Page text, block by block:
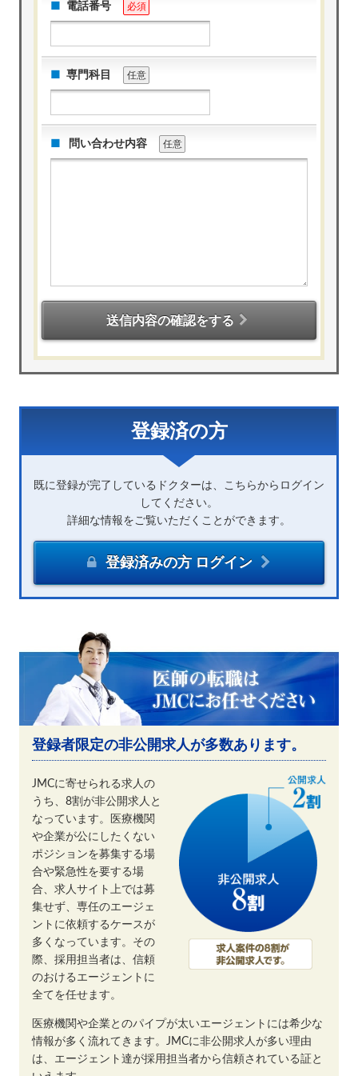
電話番号 必須
専門科目 任意
問い合わせ内容 任意
送信内容の確認をする
登録済の方
既に登録が完了しているドクターは、こちらからログイン
してください。
詳細な情報をご覧いただくことができます。
登録済みの方 ログイン
登録者限定の非公開求人が多数あります。
JMCに寄せられる求人の
うち、8割が非公開求人と
なっています。医療機関
や企業が公にしたくない
ポジションを募集する場
合や緊急性を要する場
合、求人サイト上では募
集せず、専任のエージェ
ントに依頼するケースが
多くなっています。その
際、採用担当者は、信頼
のおけるエージェントに
全てを任せます。
医療機関や企業とのパイプが太いエージェントには希少な
情報が多く流れてきます。JMCに非公開求人が多い理由
は、エージェント達が採用担当者から信頼されている証と